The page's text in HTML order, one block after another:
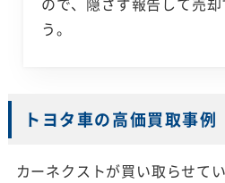
う。
トヨタ車の高価買取事例
カーネクストが買い取らせて